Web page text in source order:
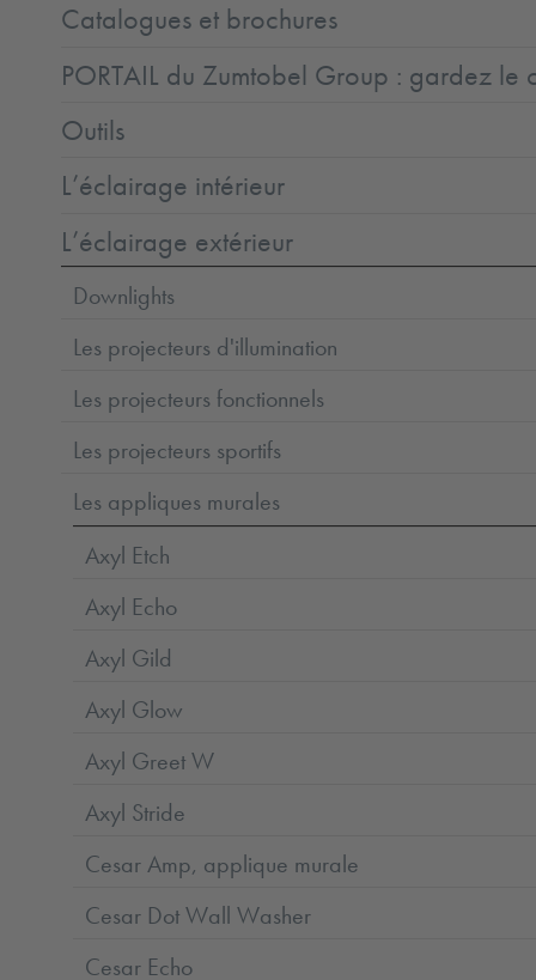
Catalogues et brochures
PORTAIL du Zumtobel Group : gardez le
Outils
L’éclairage intérieur
L’éclairage extérieur
Downlights
Les projecteurs d'illumination
Les projecteurs fonctionnels
Les projecteurs sportifs
Les appliques murales
Axyl Etch
Axyl Echo
Axyl Gild
Axyl Glow
Axyl Greet W
Axyl Stride
Cesar Amp, applique murale
Cesar Dot Wall Washer
Cesar Echo